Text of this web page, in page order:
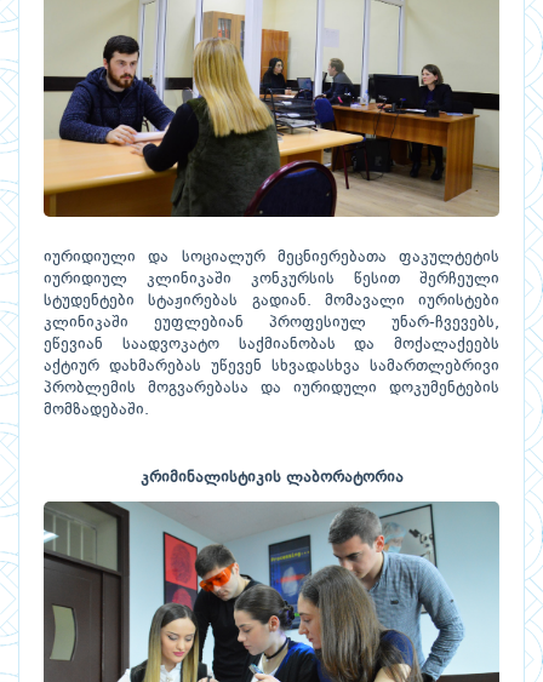
იურიდიული და სოციალურ მეცნიერებათა ფაკულტეტის
იურიდიულ კლინიკაში კონკურსის წესით შერჩეული
სტუდენტები სტაჟირებას გადიან. მომავალი იურისტები
კლინიკაში ეუფლებიან პროფესიულ უნარ-ჩვევებს,
ეწევიან საადვოკატო საქმიანობას და მოქალაქეებს
აქტიურ დახმარებას უწევენ სხვადასხვა სამართლებრივი
პრობლემის მოგვარებასა და იურიდული დოკუმენტების
მომზადებაში.
კრიმინალისტიკის ლაბორატორია